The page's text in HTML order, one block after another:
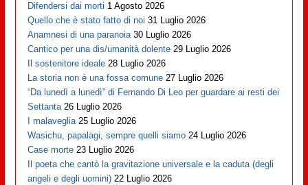
Difendersi dai morti 1 Agosto 2026
Quello che è stato fatto di noi 31 Luglio 2026
Anamnesi di una paranoia 30 Luglio 2026
Cantico per una dis/umanità dolente 29 Luglio 2026
Il sostenitore ideale 28 Luglio 2026
La storia non è una fossa comune 27 Luglio 2026
“Da lunedì a lunedì” di Fernando Di Leo per guardare ai resti dei
Settanta 26 Luglio 2026
I malaveglia 25 Luglio 2026
Wasichu, papalagi, sempre quelli siamo 24 Luglio 2026
Case morte 23 Luglio 2026
Il poeta che cantò la gravitazione universale e la caduta (degli
angeli e degli uomini) 22 Luglio 2026